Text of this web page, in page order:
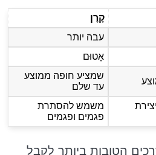
קֶרֶן
עבה יותר
אָטוּם
שמציע חופה ממוצע
עד שלם
משמש להסתרת
פגמים ופגמים
הטובות ביותר לקבל